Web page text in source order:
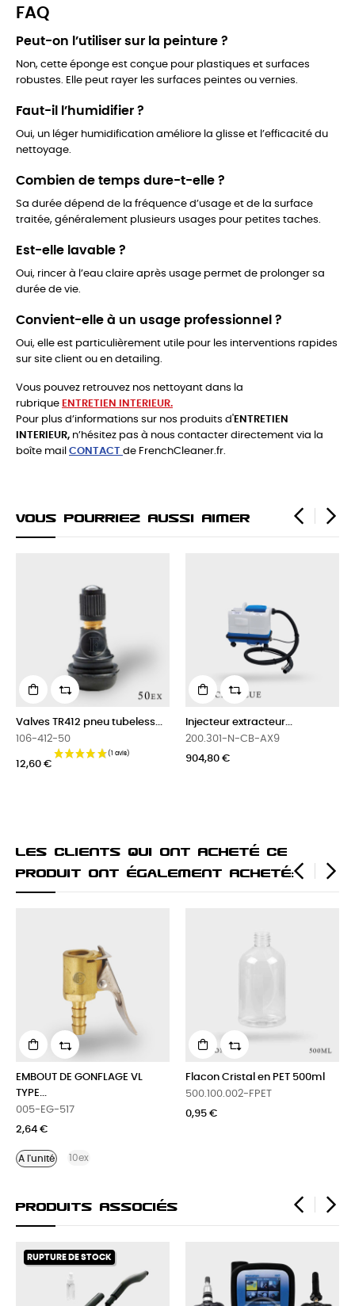
FAQ
Peut-on l’utiliser sur la peinture ?
Non, cette éponge est conçue pour plastiques et surfaces
robustes. Elle peut rayer les surfaces peintes ou vernies.
Faut-il l’humidifier ?
Oui, un léger humidification améliore la glisse et l’efficacité du
nettoyage.
Combien de temps dure-t-elle ?
Sa durée dépend de la fréquence d’usage et de la surface
traitée, généralement plusieurs usages pour petites taches.
Est-elle lavable ?
Oui, rincer à l’eau claire après usage permet de prolonger sa
durée de vie.
Convient-elle à un usage professionnel ?
Oui, elle est particulièrement utile pour les interventions rapides
sur site client ou en detailing.
Vous pouvez retrouvez nos nettoyant dans la
rubrique ENTRETIEN INTERIEUR.
Pour plus d’informations sur nos produits d'ENTRETIEN
INTERIEUR, n’hésitez pas à nous contacter directement via la
boîte mail CONTACT de FrenchCleaner.fr.
Vous Pourriez Aussi Aimer
Injecteur extracteur...
200.301-N-CB-AX9
904,80 €
Nettoyant jante KLEEN RIMS...
100.022-FC-KR2- 5L
57,48 €
Les Clients Qui Ont Acheté Ce
Produit Ont Également Acheté:
EMBOUT DE GONFLAGE VL
TYPE...
005-EG-517
2,64 €
A l'unité 10ex
Flacon Cristal en PET 500ml
500.100.002-FPET
0,95 €
Produits Associés